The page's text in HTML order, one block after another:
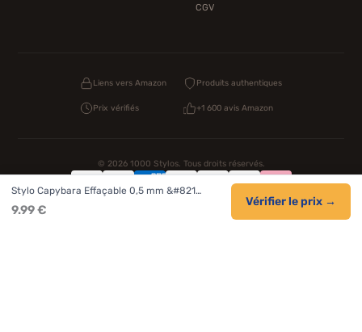
CGV
Liens vers Amazon Produits authentiques
Prix vérifiés +1 600 avis Amazon
© 2026 1000 Stylos. Tous droits réservés.
Confidentialité Cookies
Stylo Capybara Effaçable 0,5 mm &#821…
9.99 €
Vérifier le prix →